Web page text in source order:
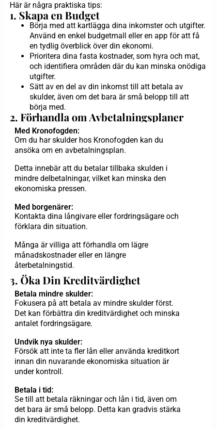
Här är några praktiska tips:
1. Skapa en Budget
Börja med att kartlägga dina inkomster och utgifter.
Använd en enkel budgetmall eller en app för att få
en tydlig överblick över din ekonomi.
Prioritera dina fasta kostnader, som hyra och mat,
och identifiera områden där du kan minska onödiga
utgifter.
Sätt av en del av din inkomst till att betala av
skulder, även om det bara är små belopp till att
börja med.
2. Förhandla om Avbetalningsplaner
Med Kronofogden:
Om du har skulder hos Kronofogden kan du
ansöka om en avbetalningsplan.
Detta innebär att du betalar tillbaka skulden i
mindre delbetalningar, vilket kan minska den
ekonomiska pressen.
Med borgenärer:
Kontakta dina långivare eller fordringsägare och
förklara din situation.
Många är villiga att förhandla om lägre
månadskostnader eller en längre
återbetalningstid.
3. Öka Din Kreditvärdighet
Betala mindre skulder:
Fokusera på att betala av mindre skulder först.
Det kan förbättra din kreditvärdighet och minska
antalet fordringsägare.
Undvik nya skulder:
Försök att inte ta fler lån eller använda kreditkort
innan din nuvarande ekonomiska situation är
under kontroll.
Betala i tid:
Se till att betala räkningar och lån i tid, även om
det bara är små belopp. Detta kan gradvis stärka
din kreditvärdighet.